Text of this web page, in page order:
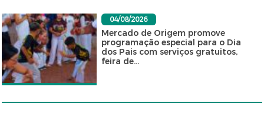
04/08/2026
Mercado de Origem promove
programação especial para o Dia
dos Pais com serviços gratuitos,
feira de...